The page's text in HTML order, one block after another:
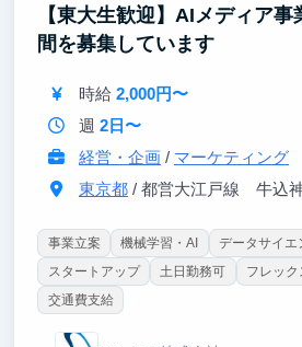
【東大生歓迎】AIメディア
間を募集しています
時給 2,000円〜
週 2日〜
経営・企画/ マーケティング
東京都/ 都営大江戸線 牛込神楽坂
事業立案 機械学習・AI データサイエ
スタートアップ
土日勤務可 フレック
交通費支給